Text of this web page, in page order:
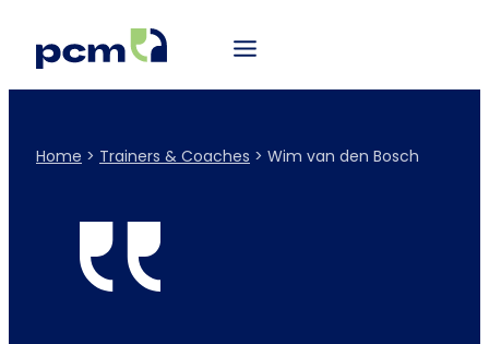
Home > Trainers & Coaches > Wim van den Bosch